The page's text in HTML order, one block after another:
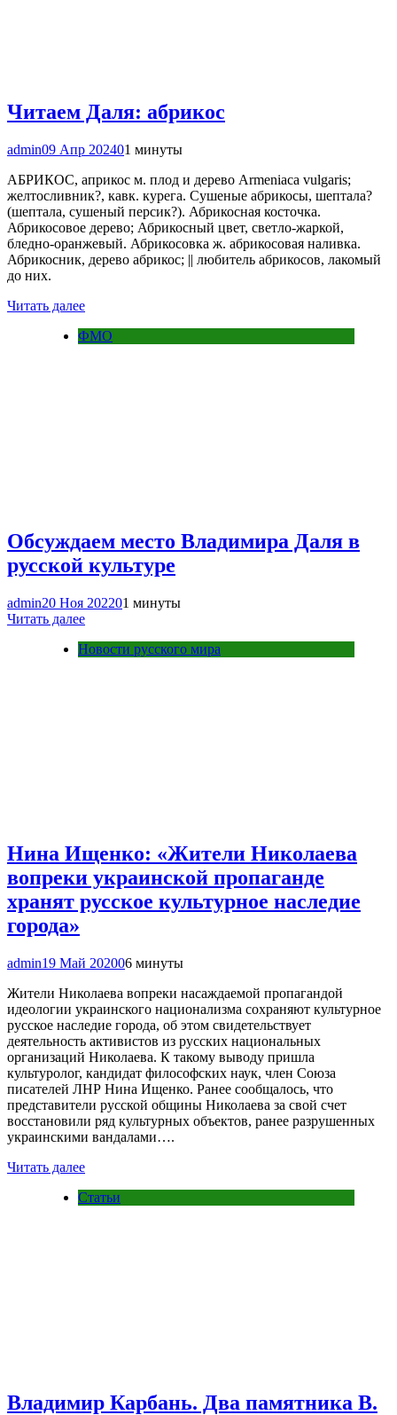
Читаем Даля: абрикос
admin09 Апр 202401 минуты
АБРИКОС, априкос м. плод и дерево Armeniaca vulgaris;
желтосливник?, кавк. курега. Сушеные абрикосы, шептала?
(шептала, сушеный персик?). Абрикосная косточка.
Абрикосовое дерево; Абрикосный цвет, светло-жаркой,
бледно-оранжевый. Абрикосовка ж. абрикосовая наливка.
Абрикосник, дерево абрикос; || любитель абрикосов, лакомый
до них.
Читать далее
ФМО
Обсуждаем место Владимира Даля в
русской культуре
admin20 Ноя 202201 минуты
Читать далее
Новости русского мира
Нина Ищенко: «Жители Николаева
вопреки украинской пропаганде
хранят русское культурное наследие
города»
admin19 Май 202006 минуты
Жители Николаева вопреки насаждаемой пропагандой
идеологии украинского национализма сохраняют культурное
русское наследие города, об этом свидетельствует
деятельность активистов из русских национальных
организаций Николаева. К такому выводу пришла
культуролог, кандидат философских наук, член Союза
писателей ЛНР Нина Ищенко. Ранее сообщалось, что
представители русской общины Николаева за свой счет
восстановили ряд культурных объектов, ранее разрушенных
украинскими вандалами….
Читать далее
Статьи
Владимир Карбань. Два памятника В.